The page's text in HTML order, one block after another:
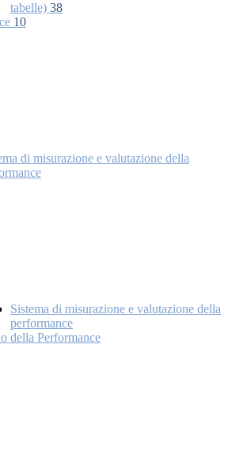
tabelle) 38
10
di misurazione e valutazione della
Sistema di misurazione e valutazione della
performance
della Performance